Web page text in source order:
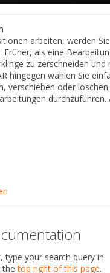
arbeiten, werden
Früher, als eine
zu zerschneiden
hingegen wählen Sie
verschieben oder
type your search query in
thetop right of this page.